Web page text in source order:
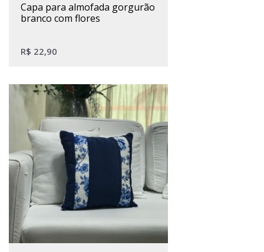
capa para almofada gorgurão
branco com flores
R$ 22,90